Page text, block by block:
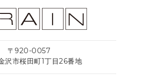
〒920-0057
沢市桜田町1丁目26番地